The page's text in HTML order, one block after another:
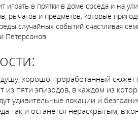
играть в прятки в доме соседа и на
рычагов и предметов, которые
случайных событий счастливая
Петерсонов.
хорошо проработанный сюжет
из пяти эпизодов, в каждом из
удивительные локации и
так и останется нераскрытым, в